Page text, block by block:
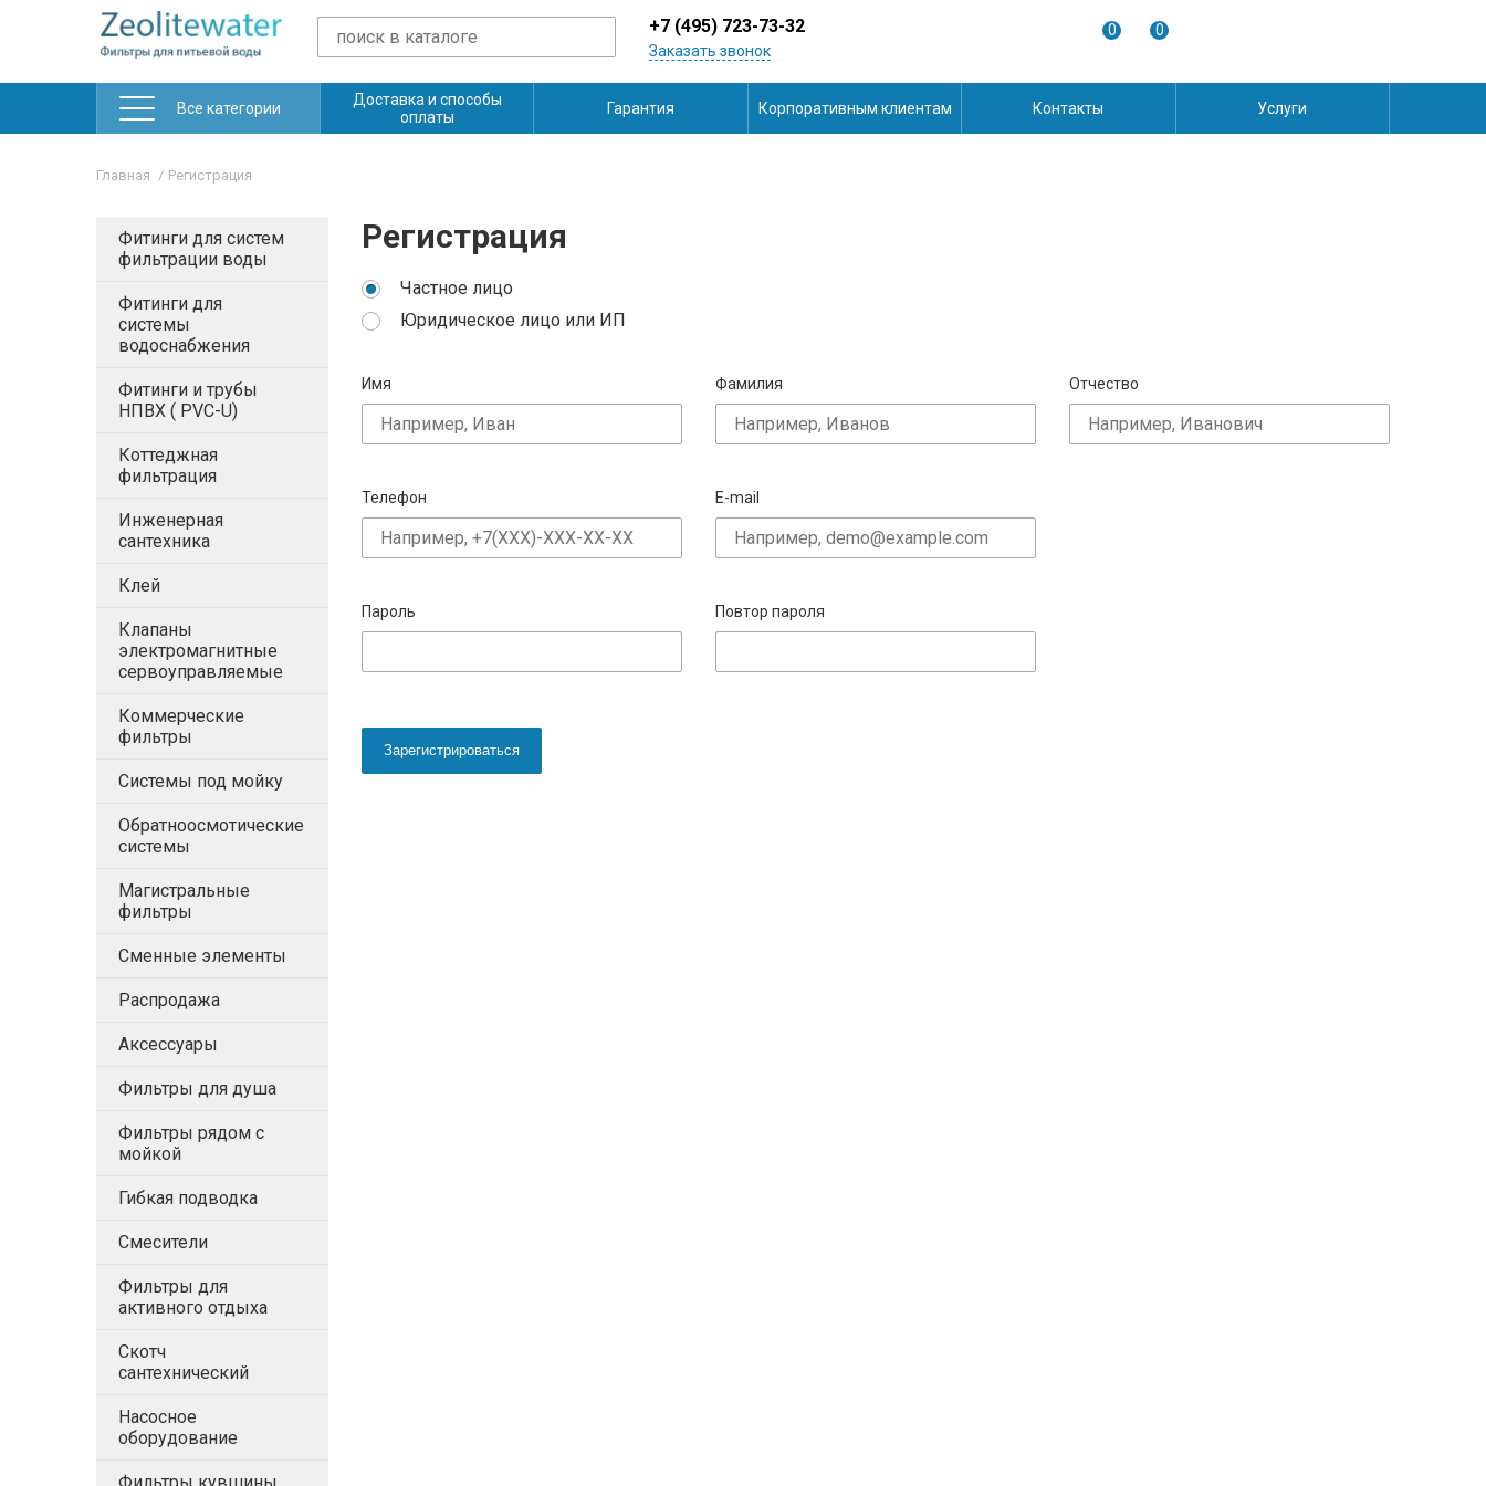
+7 (495) 723-73-32
Заказать звонок
0 0
Все категории
Доставка и способы
оплаты
Гарантия Корпоративным клиентам Контакты Услуги
Главная Регистрация
Фитинги для систем
фильтрации воды
Фитинги для
системы
водоснабжения
Фитинги и трубы
НПВХ ( PVC-U)
Коттеджная
фильтрация
Инженерная
сантехника
Клей
Клапаны
электромагнитные
сервоуправляемые
Коммерческие
фильтры
Системы под мойку
Обратноосмотические
системы
Магистральные
фильтры
Сменные элементы
Распродажа
Аксессуары
Фильтры для душа
Фильтры рядом с
мойкой
Гибкая подводка
Смесители
Фильтры для
активного отдыха
Скотч
сантехнический
Насосное
оборудование
Регистрация
Частное лицо
Юридическое лицо или ИП
Имя Фамилия Отчество
Телефон E-mail
Пароль Повтор пароля
Зарегистрироваться